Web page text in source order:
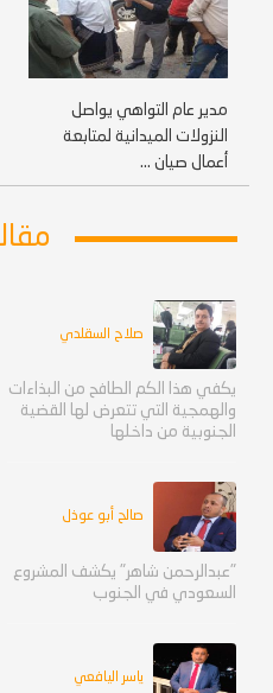
مدير عام التواهي يواصل
النزولات الميدانية لمتابعة
أعمال صيان ...
صلاح السقلدي
يكفي هذا الكم الطافح من البذاءات
والهمجية التي تتعرض لها القضية
الجنوبية من داخلها
صالح أبو عوذل
"عبدالرحمن شاهر" يكشف المشروع
السعودي في الجنوب
ياسر اليافعي